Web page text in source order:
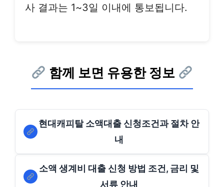
사 결과는 1~3일 이내에 통보됩니다.
함께 보면 유용한 정보
현대캐피탈 소액대출 신청조건과 절차 안
내
소액 생계비 대출 신청 방법 조건, 금리 및
서류 안내